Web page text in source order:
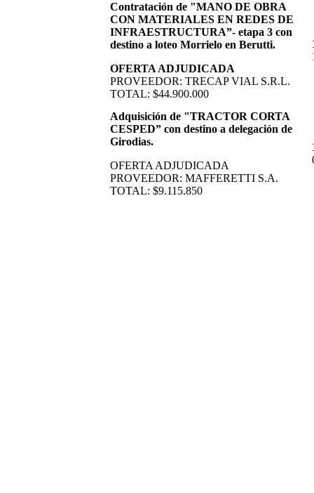
Contratación de "MANO DE OBRA
CON MATERIALES EN REDES DE
INFRAESTRUCTURA”- etapa 3 con
destino a loteo Morrielo en Berutti.
OFERTA ADJUDICADA
PROVEEDOR: TRECAP VIAL S.R.L.
TOTAL: $44.900.000
Adquisición de "TRACTOR CORTA
CESPED” con destino a delegación de
Girodias.
OFERTA ADJUDICADA
PROVEEDOR: MAFFERETTI S.A.
TOTAL: $9.115.850